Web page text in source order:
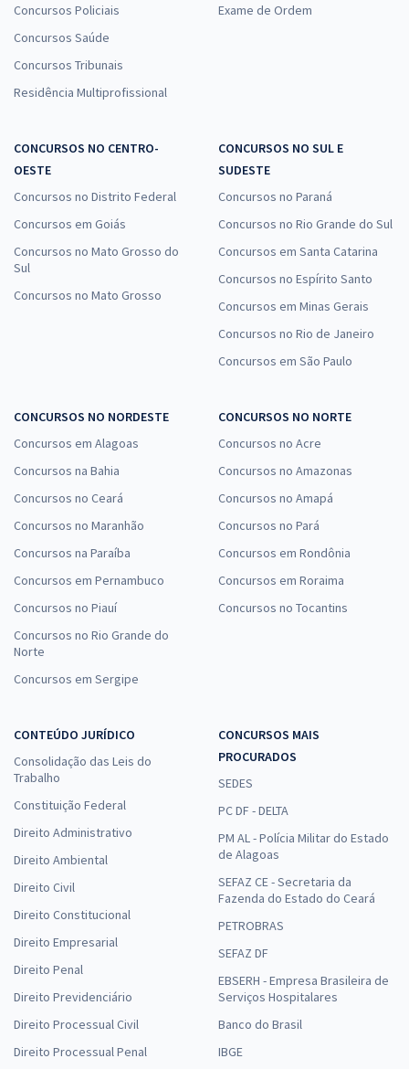
Concursos Policiais
Concursos Saúde
Concursos Tribunais
Residência Multiprofissional
Exame de Ordem
CONCURSOS NO CENTRO-
OESTE
Concursos no Distrito Federal
Concursos em Goiás
Concursos no Mato Grosso do
Sul
Concursos no Mato Grosso
CONCURSOS NO SUL E
SUDESTE
Concursos no Paraná
Concursos no Rio Grande do Sul
Concursos em Santa Catarina
Concursos no Espírito Santo
Concursos em Minas Gerais
Concursos no Rio de Janeiro
Concursos em São Paulo
CONCURSOS NO NORDESTE
Concursos em Alagoas
Concursos na Bahia
Concursos no Ceará
Concursos no Maranhão
Concursos na Paraíba
Concursos em Pernambuco
Concursos no Piauí
Concursos no Rio Grande do
Norte
Concursos em Sergipe
CONCURSOS NO NORTE
Concursos no Acre
Concursos no Amazonas
Concursos no Amapá
Concursos no Pará
Concursos em Rondônia
Concursos em Roraima
Concursos no Tocantins
CONTEÚDO JURÍDICO
Consolidação das Leis do
Trabalho
Constituição Federal
Direito Administrativo
Direito Ambiental
Direito Civil
Direito Constitucional
Direito Empresarial
Direito Penal
Direito Previdenciário
Direito Processual Civil
Direito Processual Penal
CONCURSOS MAIS
PROCURADOS
SEDES
PC DF - DELTA
PM AL - Polícia Militar do Estado
de Alagoas
SEFAZ CE - Secretaria da
Fazenda do Estado do Ceará
PETROBRAS
SEFAZ DF
EBSERH - Empresa Brasileira de
Serviços Hospitalares
Banco do Brasil
IBGE